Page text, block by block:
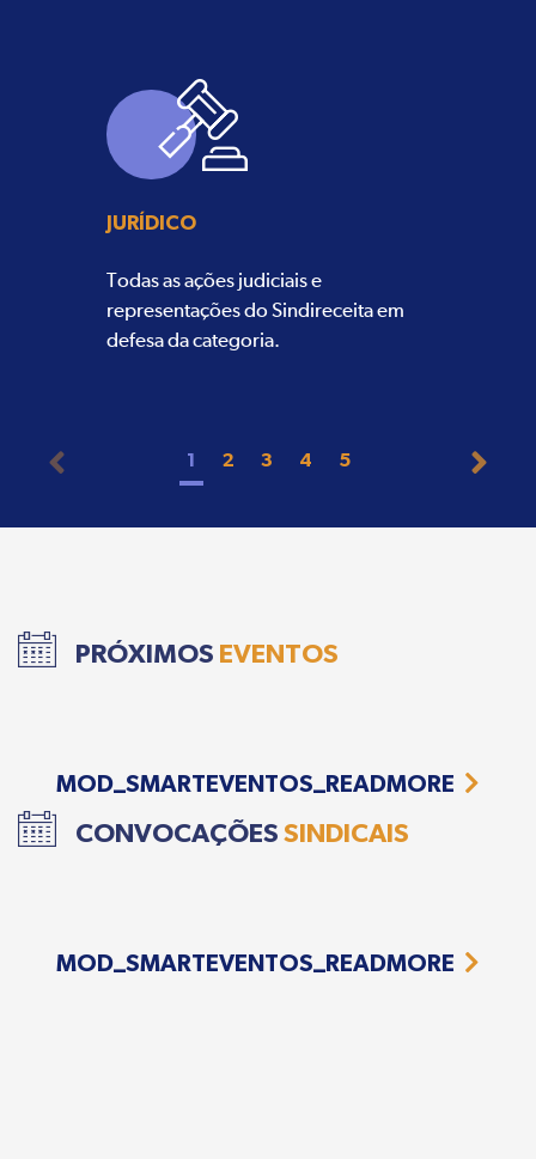
JURÍDICO
Todas as ações judiciais e
representações do Sindireceita em
defesa da categoria.
1 2 3 4 5
PRÓXIMOS EVENTOS
MOD_SMARTEVENTOS_READMORE
CONVOCAÇÕESSINDICAIS
MOD_SMARTEVENTOS_READMORE